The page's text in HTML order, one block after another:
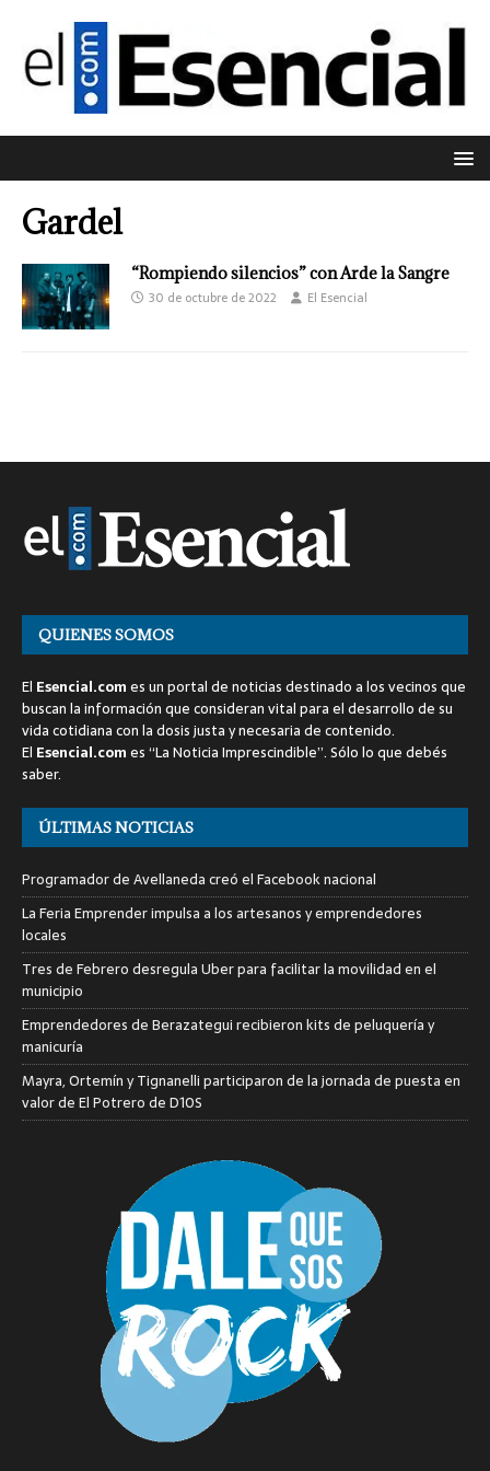
Gardel
“Rompiendo silencios” con Arde la Sangre
30 de octubre de 2022 El Esencial
QUIENES SOMOS
El Esencial.comes un portal de noticias destinado a los vecinos que
buscan la información que consideran vital para el desarrollo de su
vida cotidiana con la dosis justa y necesaria de contenido.
El Esencial.comes “La Noticia Imprescindible”. Sólo lo que debés
saber.
ÚLTIMAS NOTICIAS
Programador de Avellaneda creó el Facebook nacional
La Feria Emprender impulsa a los artesanos y emprendedores
locales
Tres de Febrero desregula Uber para facilitar la movilidad en el
municipio
Emprendedores de Berazategui recibieron kits de peluquería y
manicuría
Mayra, Ortemín y Tignanelli participaron de la jornada de puesta en
valor de El Potrero de D10S